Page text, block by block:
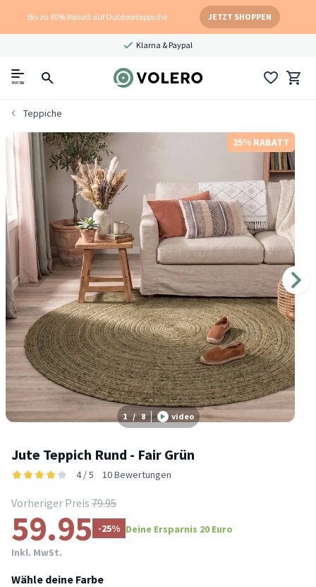
Bis zu 40% Rabatt auf Outdoorteppiche JETZT SHOPPEN
Klarna & Paypal
menu
Teppiche
25% RABATT
1 / 8 video
Jute Teppich Rund - Fair Grün
4 / 5 10 Bewertungen
Vorheriger Preis 79.95
59.95 -25% Deine Ersparnis 20 Euro
Inkl. MwSt.
Wähle deine Farbe